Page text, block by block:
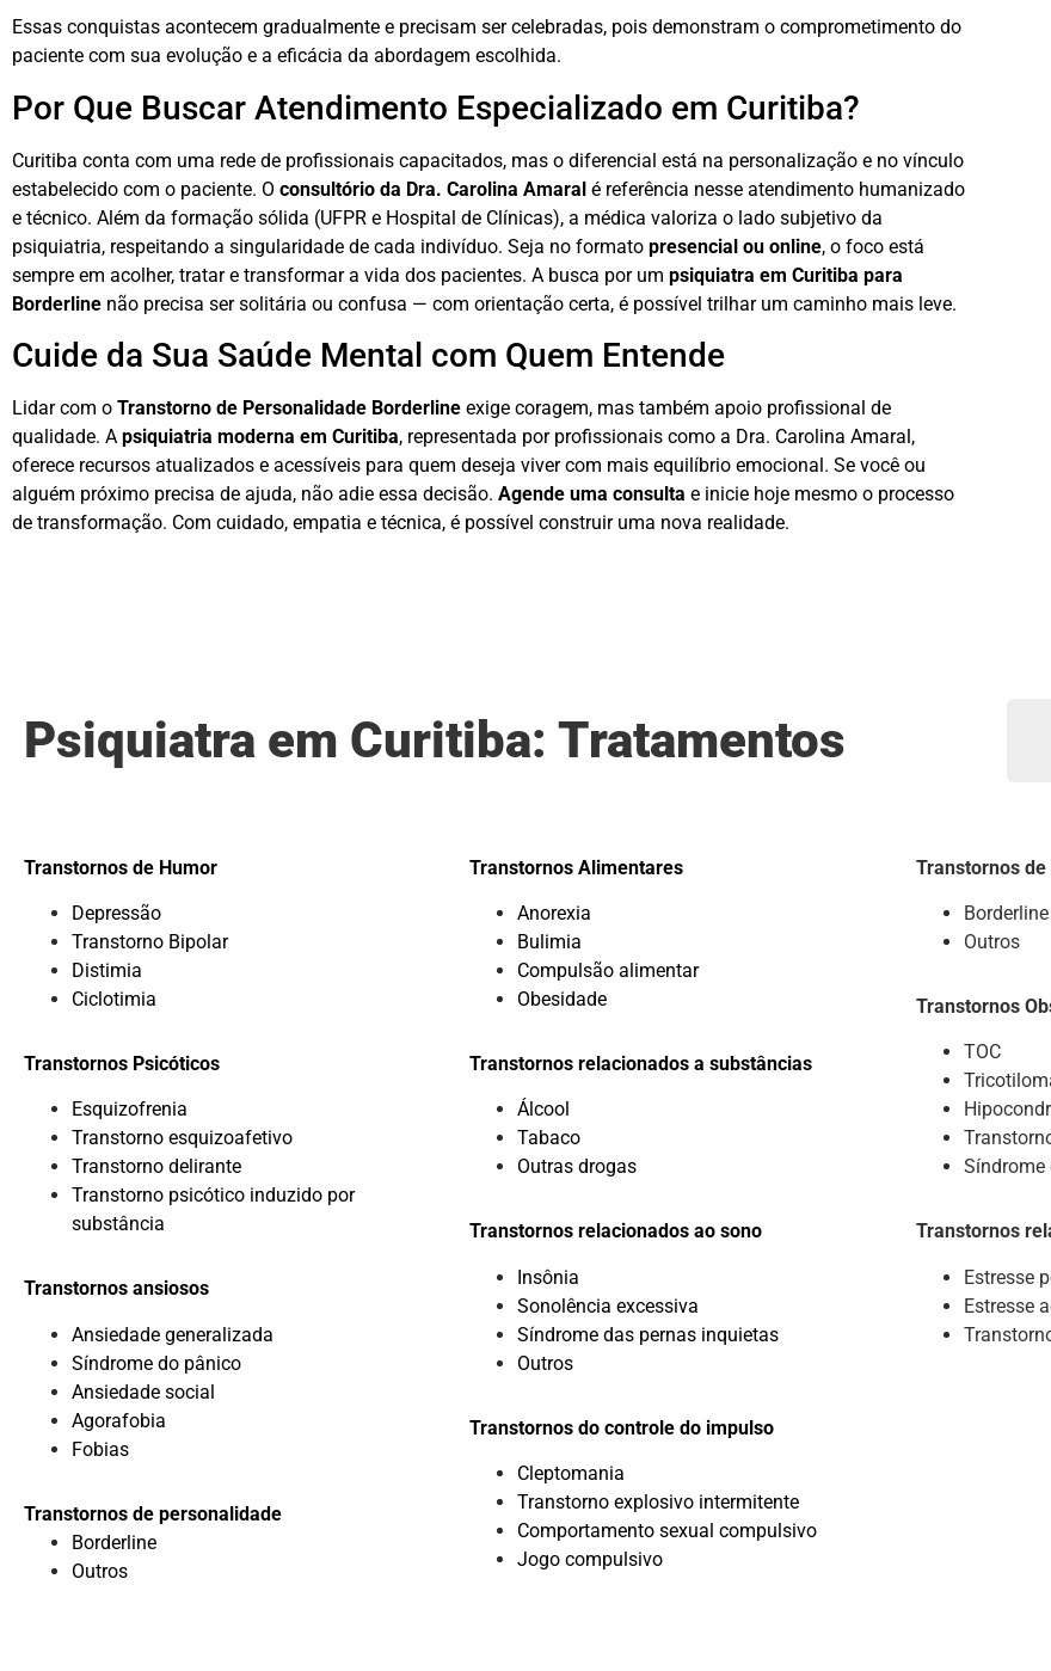
Essas conquistas acontecem gradualmente e precisam ser celebradas, pois demonstram o comprometimento do
paciente com sua evolução e a eficácia da abordagem escolhida.
Por Que Buscar Atendimento Especializado em Curitiba?
Curitiba conta com uma rede de profissionais capacitados, mas o diferencial está na personalização e no vínculo
estabelecido com o paciente. O consultório da Dra. Carolina Amaral é referência nesse atendimento humanizado
e técnico. Além da formação sólida (UFPR e Hospital de Clínicas), a médica valoriza o lado subjetivo da
psiquiatria, respeitando a singularidade de cada indivíduo. Seja no formato presencial ou online, o foco está
sempre em acolher, tratar e transformar a vida dos pacientes. A busca por um psiquiatra em Curitiba para
Borderline não precisa ser solitária ou confusa — com orientação certa, é possível trilhar um caminho mais leve.
Cuide da Sua Saúde Mental com Quem Entende
Lidar com o Transtorno de Personalidade Borderline exige coragem, mas também apoio profissional de
qualidade. A psiquiatria moderna em Curitiba, representada por profissionais como a Dra. Carolina Amaral,
oferece recursos atualizados e acessíveis para quem deseja viver com mais equilíbrio emocional. Se você ou
alguém próximo precisa de ajuda, não adie essa decisão. Agende uma consulta e inicie hoje mesmo o processo
de transformação. Com cuidado, empatia e técnica, é possível construir uma nova realidade.
Psiquiatra em Curitiba: Tratamentos
Transtornos de Humor
Depressão
Transtorno Bipolar
Distimia
Ciclotimia
Transtornos Psicóticos
Esquizofrenia
Transtorno esquizoafetivo
Transtorno delirante
Transtorno psicótico induzido por
substância
Transtornos ansiosos
Ansiedade generalizada
Síndrome do pânico
Ansiedade social
Agorafobia
Fobias
Transtornos de personalidade
Borderline
Outros
Transtornos Alimentares
Anorexia
Bulimia
Compulsão alimentar
Obesidade
Transtornos relacionados a substâncias
Álcool
Tabaco
Outras drogas
Transtornos relacionados ao sono
Insônia
Sonolência excessiva
Síndrome das pernas inquietas
Outros
Transtornos do controle do impulso
Cleptomania
Transtorno explosivo intermitente
Comportamento sexual compulsivo
Jogo compulsivo
Transtornos
Borderline
Outros
Transtornos
TOC
Síndrome
Transtornos
Estresse
Estresse